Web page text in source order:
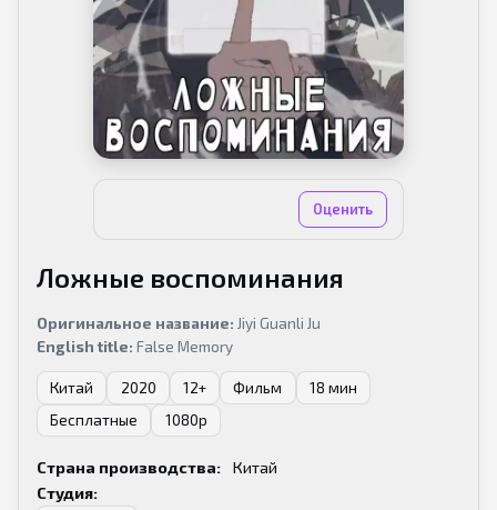
Оценить
Нет оценок
Ложные воспоминания
Оригинальное название: Jiyi Guanli Ju
English title: False Memory
Китай 2020 12+ Фильм
18 мин
Бесплатные
1080p
Страна производства:
Китай
Студия: